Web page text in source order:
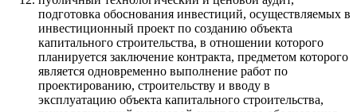
подготовка обоснования инвестиций, осуществляемых в
инвестиционный проект по созданию объекта
капитального строительства, в отношении которого
планируется заключение контракта, предметом которого
является одновременно выполнение работ по
проектированию, строительству и вводу в
эксплуатацию объекта капитального строительства,